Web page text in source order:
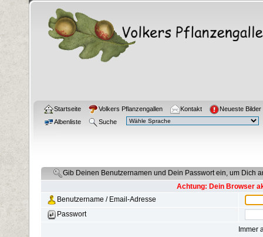
Startseite Volkers Pflanzengallen Kontakt
Neueste Bilder
Albenliste
Suche
Gib Deinen Benutzernamen und Dein Passwort ein, um Dich
Achtung: Dein Browser
Benutzername / Email-Adresse
Passwort
Immer